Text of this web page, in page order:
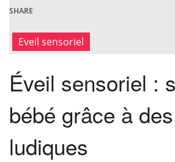
SHARE
Eveil sensoriel
Éveil sensoriel :
bébé grâce à
ludiques